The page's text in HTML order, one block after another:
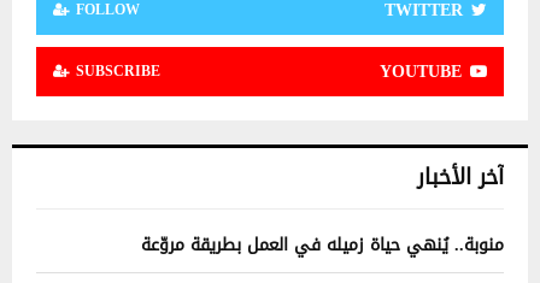
TWITTER
FOLLOW
YOUTUBE
SUBSCRIBE
آخر الأخبار
منوبة.. يُنهي حياة زميله في العمل بطريقة مروّعة